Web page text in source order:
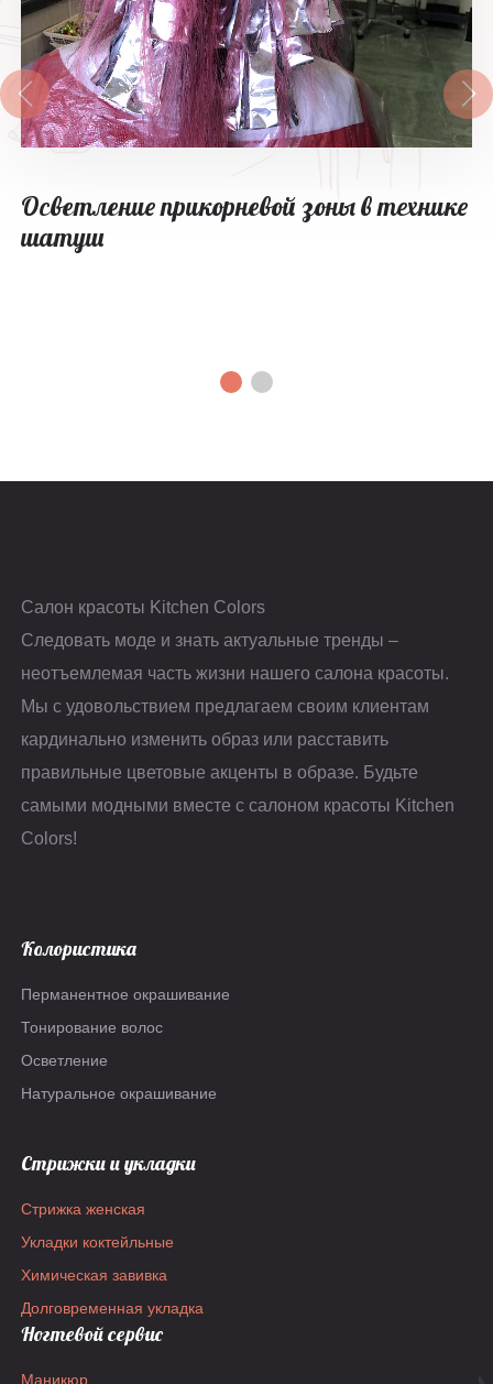
Осветление прикорневой зоны в технике
шатуш
Салон красоты Kitchen Colors
Следовать моде и знать актуальные тренды –
неотъемлемая часть жизни нашего салона красоты.
Мы с удовольствием предлагаем своим клиентам
кардинально изменить образ или расставить
правильные цветовые акценты в образе. Будьте
самыми модными вместе с салоном красоты Kitchen
Colors!
Колористика
Перманентное окрашивание
Тонирование волос
Осветление
Натуральное окрашивание
Стрижки и укладки
Стрижка женская
Укладки коктейльные
Химическая завивка
Долговременная укладка
Ногтевой сервис
Маникюр